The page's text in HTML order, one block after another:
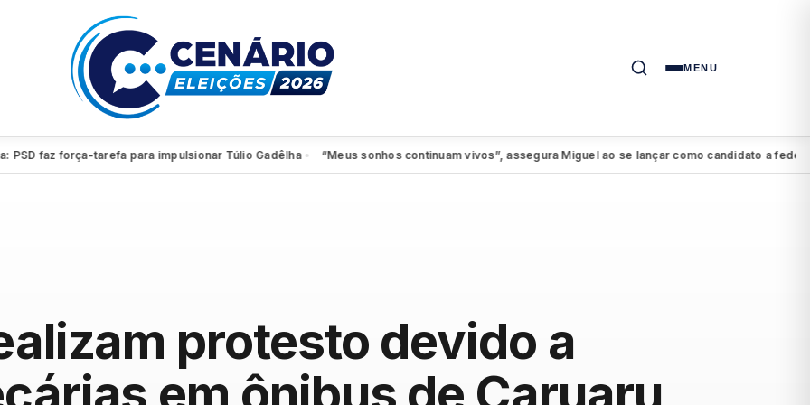
MENU
faz força-tarefa para impulsionar Túlio Gadêlha● “Meus sonhos continuam vivos”, assegura Miguel ao se lançar como candidato a federal●
protesto devido a